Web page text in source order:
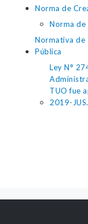
Norma de
Norma de
Normativa de
Pública
Ley N°
TUO fue
2019-JUS.